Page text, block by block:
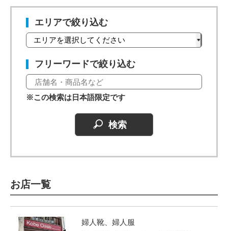
エリアで絞り込む
フリーワードで絞り込む
※この検索は日本語限定です
お店一覧
婦人靴、婦人服